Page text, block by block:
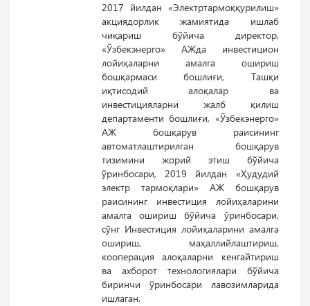
2017 йилдан «Электртармоққурилиш»
акциядорлик жамиятида ишлаб
чиқариш бўйича директор,
«Ўзбекэнерго» АЖда инвестицион
лойиҳаларни амалга ошириш
бошқармаси бошлиғи, Ташқи
иқтисодий алоқалар ва
инвестицияларни жалб қилиш
департаменти бошлиғи, «Ўзбекэнерго»
АЖ бошқарув раисининг
автоматлаштирилган бошқарув
тизимини жорий этиш бўйича
ўринбосари, 2019 йилдан «Ҳудудий
электр тармоқлари» АЖ бошқарув
раисининг инвестиция лойиҳаларини
амалга ошириш бўйича ўринбосари,
сўнг Инвестиция лойиҳаларини амалга
ошириш, маҳаллийлаштириш,
кооперация алоқаларни кенгайтириш
ва ахборот технологиялари бўйича
биринчи ўринбосари лавозимларида
ишлаган.